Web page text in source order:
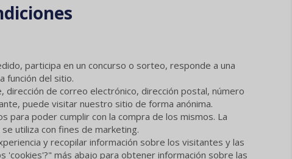
participa en un concurso o sorteo, responde a una
función del sitio.
de correo electrónico, dirección postal, número
puede visitar nuestro sitio de forma anónima.
para poder cumplir con la compra de los mismos. La
utiliza con fines de marketing.
y recopilar información sobre los visitantes y las
'cookies'?" más abajo para obtener información sobre las